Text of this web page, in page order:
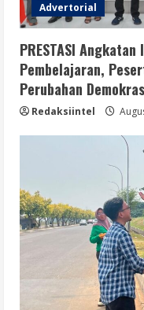
Advertorial
PRESTASI
Pembelajaran,
Perubahan
Redaksiintel